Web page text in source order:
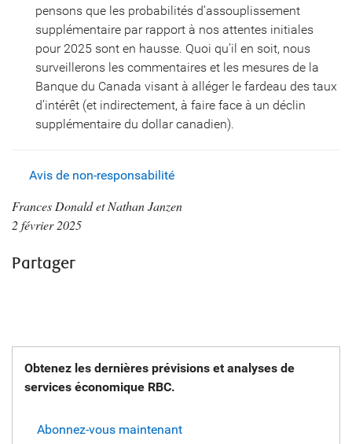
pensons que les probabilités d’assouplissement
supplémentaire par rapport à nos attentes initiales
pour 2025 sont en hausse. Quoi qu’il en soit, nous
surveillerons les commentaires et les mesures de la
Banque du Canada visant à alléger le fardeau des taux
d’intérêt (et indirectement, à faire face à un déclin
supplémentaire du dollar canadien).
Avis de non-responsabilité
Frances Donald et Nathan Janzen
2 février 2025
Partager
Obtenez les dernières prévisions et analyses de
services économique RBC.
Abonnez-vous maintenant